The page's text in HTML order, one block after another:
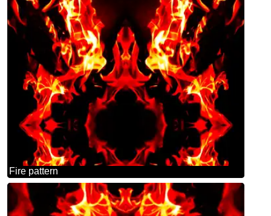
Fire pattern